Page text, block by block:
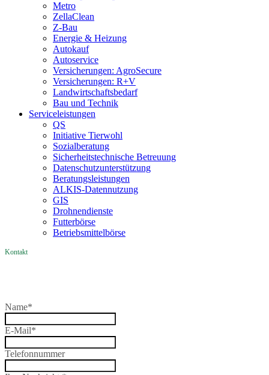
Metro
ZellaClean
Z-Bau
Energie & Heizung
Autokauf
Autoservice
Versicherungen: AgroSecure
Versicherungen: R+V
Landwirtschaftsbedarf
Bau und Technik
Service­­leistungen
QS
Initiative Tierwohl
Sozialberatung
Sicherheitstechnische Betreuung
Datenschutzunterstützung
Beratungsleistungen
ALKIS-Datennutzung
GIS
Drohnendienste
Futterbörse
Betriebsmittelbörse
Kontakt
Name*
E-Mail*
Telefonnummer